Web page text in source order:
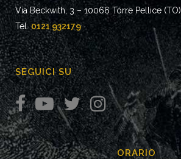
Via Beckwith, 3 – 10066 Torre Pellice (TO)
Tel.0121 932179
SEGUICI SU
ORARIO